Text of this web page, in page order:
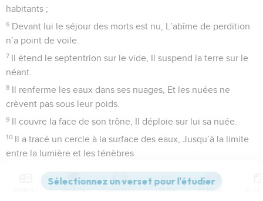
habitants ;
6 Devant lui le séjour des morts est nu, L’abîme de perdition
n’a point de voile.
7 Il étend le septentrion sur le vide, Il suspend la terre sur le
néant.
8 Il renferme les eaux dans ses nuages, Et les nuées ne
crèvent pas sous leur poids.
9 Il couvre la face de son trône, Il déploie sur lui sa nuée.
10 Il a tracé un cercle à la surface des eaux, Jusqu’à la limite
entre la lumière et les ténèbres.
Les colonnes du ciel s’ébranlent Et s’étonnent à sa
Versions Commentaires Strong